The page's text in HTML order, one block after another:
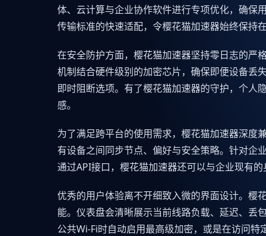
体、云计算与企业协作软件进行专项优化，确保
传输标准的快速适配，令樱花猫加速器始终保持在
在安全防护方面，樱花猫加速器坚持零日志的严
机制结合硬件级别的加密芯片，确保即便设备丢
即时阻断选项。有了樱花猫加速器的守护，个人
感。
为了满足跨平台的使用需求，樱花猫加速器深
有设备之间同步节点、偏好与安全策略。针对企
通过API接口，樱花猫加速器还可以与企业现有
优秀的用户体验离不开细致入微的界面设计。樱
能。仪表盘会清晰展示当前线路负载、延迟、丢
公共Wi-Fi时自动启用最高级加密，或是在访问